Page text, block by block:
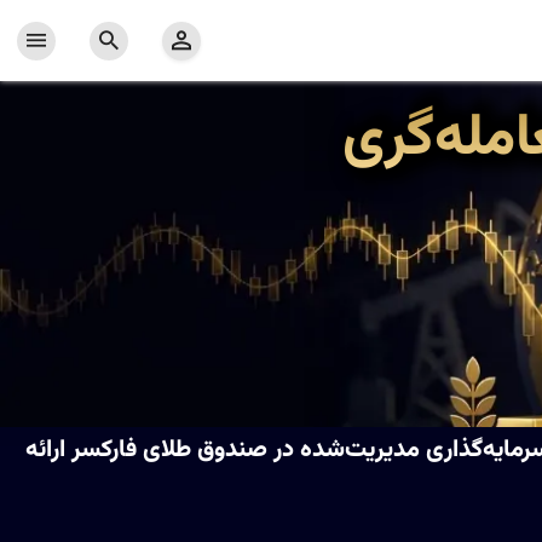
مدیریت‌شده در صندوق طلای فارکسر ارائه